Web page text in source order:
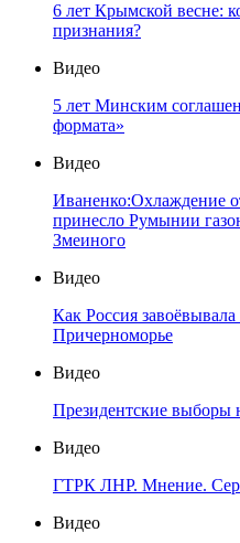
6 лет Крымской весне:
признания?
Видео
5 лет Минским
формата»
Видео
Иваненко:Охлаждение
принесло Румынии
Змеиного
Видео
Как Россия
Причерноморье
Видео
Президентские выборы
Видео
ГТРК ЛНР. Мнение.
Видео